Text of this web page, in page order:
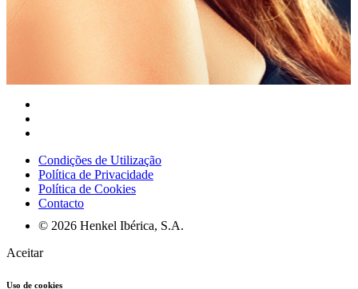
Condições de Utilização
Política de Privacidade
Política de Cookies
Contacto
© 2026 Henkel Ibérica, S.A.
Aceitar
Uso de cookies